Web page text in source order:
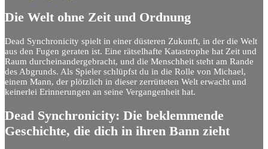
Die Welt ohne Zeit und Ordnung
Dead Synchronicity spielt in einer düsteren Zukunft, in der die Welt
aus den Fugen geraten ist. Eine rätselhafte Katastrophe hat Zeit und
Raum durcheinandergebracht, und die Menschheit steht am Rande
des Abgrunds. Als Spieler schlüpfst du in die Rolle von Michael,
einem Mann, der plötzlich in dieser zerrütteten Welt erwacht und
keinerlei Erinnerungen an seine Vergangenheit hat.
Dead Synchronicity: Die beklemmende
Geschichte, die dich in ihren Bann zieht